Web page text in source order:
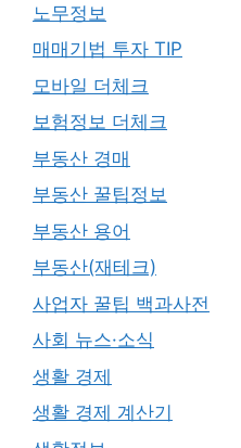
노무정보
매매기법 투자 TIP
모바일 더체크
보험정보 더체크
부동산 경매
부동산 꿀팁정보
부동산 용어
부동산(재테크)
사업자 꿀팁 백과사전
사회 뉴스·소식
생활 경제
생활 경제 계산기